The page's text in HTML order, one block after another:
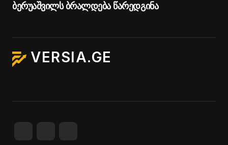
ბერუაშვილს ბრალდება წარედგინა
VERSIA.GE